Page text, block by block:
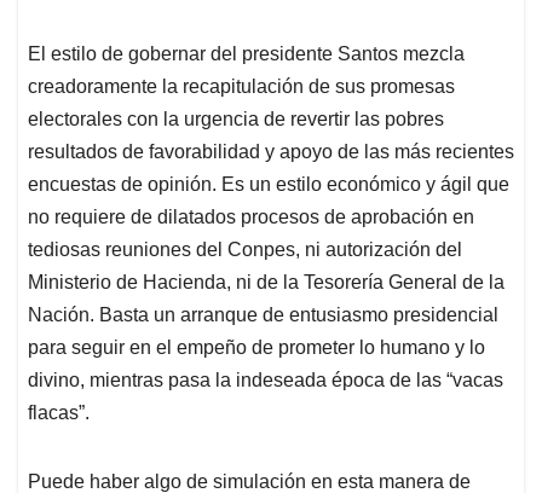
El estilo de gobernar del presidente Santos mezcla
creadoramente la recapitulación de sus promesas
electorales con la urgencia de revertir las pobres
resultados de favorabilidad y apoyo de las más recientes
encuestas de opinión. Es un estilo económico y ágil que
no requiere de dilatados procesos de aprobación en
tediosas reuniones del Conpes, ni autorización del
Ministerio de Hacienda, ni de la Tesorería General de la
Nación. Basta un arranque de entusiasmo presidencial
para seguir en el empeño de prometer lo humano y lo
divino, mientras pasa la indeseada época de las “vacas
flacas”.
Puede haber algo de simulación en esta manera de